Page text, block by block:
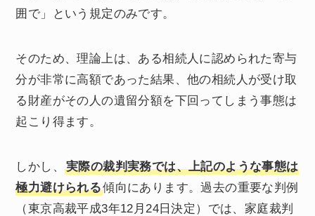
囲で」という規定のみです。
そのため、理論上は、ある相続人に認められた寄与
分が非常に高額であった結果、他の相続人が受け取
る財産がその人の遺留分額を下回ってしまう事態は
起こり得ます。
しかし、実際の裁判実務では、上記のような事態は
極力避けられる傾向にあります。過去の重要な判例
（東京高裁平成3年12月24日決定）では、家庭裁判